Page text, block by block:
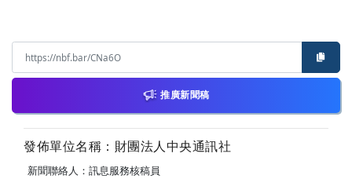
推廣新聞稿
發佈單位名稱：財團法人中央通訊社
新聞聯絡人：訊息服務核稿員